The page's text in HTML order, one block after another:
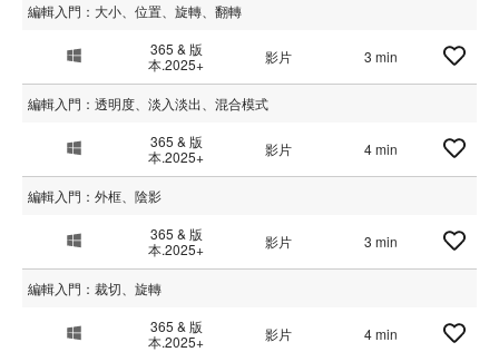
編輯入門：大小、位置、旋轉、翻轉
365 & 版
本.2025+
影片 3 min
編輯入門：透明度、淡入淡出、混合模式
365 & 版
本.2025+
影片 4 min
編輯入門：外框、陰影
365 & 版
本.2025+
影片 3 min
編輯入門：裁切、旋轉
365 & 版
本.2025+
影片 4 min